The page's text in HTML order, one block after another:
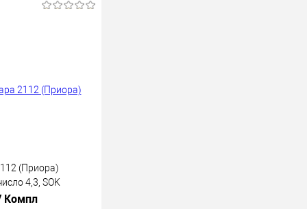
(Приора)
4,3, SOK
Компл